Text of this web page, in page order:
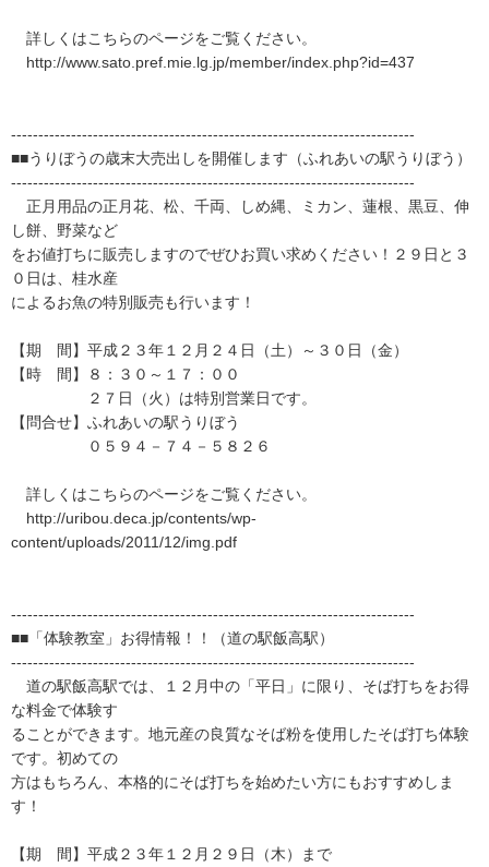
詳しくはこちらのページをご覧ください。
http://www.sato.pref.mie.lg.jp/member/index.php?id=437
--------------------------------------------------------------------------
■■うりぼうの歳末大売出しを開催します（ふれあいの駅うりぼう）
--------------------------------------------------------------------------
正月用品の正月花、松、千両、しめ縄、ミカン、蓮根、黒豆、伸
し餅、野菜など
をお値打ちに販売しますのでぜひお買い求めください！２９日と３
０日は、桂水産
によるお魚の特別販売も行います！
【期 間】平成２３年１２月２４日（土）～３０日（金）
【時 間】８：３０～１７：００
２７日（火）は特別営業日です。
【問合せ】ふれあいの駅うりぼう
０５９４－７４－５８２６
詳しくはこちらのページをご覧ください。
http://uribou.deca.jp/contents/wp-
content/uploads/2011/12/img.pdf
--------------------------------------------------------------------------
■■「体験教室」お得情報！！（道の駅飯高駅）
--------------------------------------------------------------------------
道の駅飯高駅では、１２月中の「平日」に限り、そば打ちをお得
な料金で体験す
ることができます。地元産の良質なそば粉を使用したそば打ち体験
です。初めての
方はもちろん、本格的にそば打ちを始めたい方にもおすすめしま
す！
【期 間】平成２３年１２月２９日（木）まで